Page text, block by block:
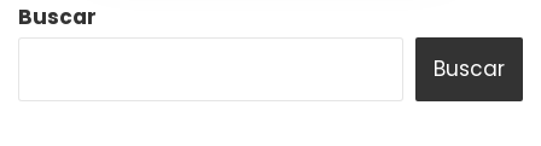
Buscar
Buscar